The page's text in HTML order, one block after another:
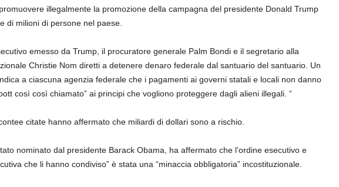
illegalmente la promozione della campagna del presidente Donald Trump
di milioni di persone nel paese.
emesso da Trump, il procuratore generale Palm Bondi e il segretario alla
Christie Nom diretti a detenere denaro federale dal santuario del santuario. Un
a ciascuna agenzia federale che i pagamenti ai governi statali e locali non danno
così così chiamato” ai principi che vogliono proteggere dagli alieni illegali. “
citate hanno affermato che miliardi di dollari sono a rischio.
nominato dal presidente Barack Obama, ha affermato che l’ordine esecutivo e
che li hanno condiviso” è stata una “minaccia obbligatoria” incostituzionale.